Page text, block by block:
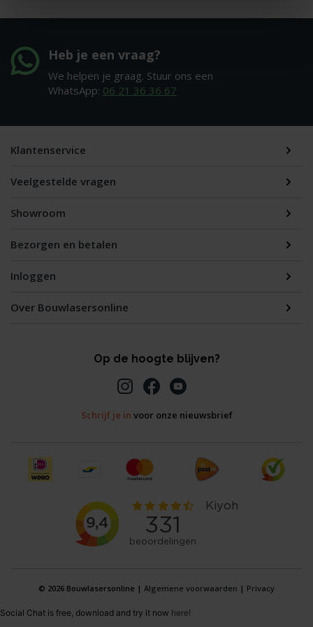
Heb je een vraag?
We helpen je graag. Stuur ons een
WhatsApp: 06 21 36 36 67
Klantenservice
Veelgestelde vragen
Showroom
Bezorgen en betalen
Inloggen
Over Bouwlasersonline
Op de hoogte blijven?
Schrijf je in voor onze nieuwsbrief
© 2026 Bouwlasersonline | Algemene voorwaarden | Privacy
Social Chat is free, download and try it now here!